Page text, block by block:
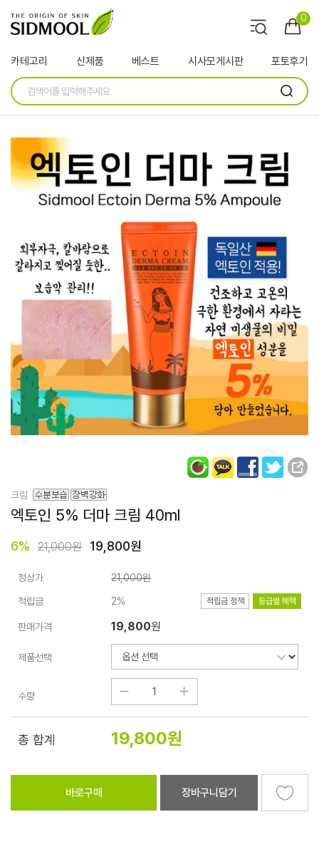
0
카테고리 신제품 베스트 시사모게시판 포토후기
크림
엑토인 5% 더마 크림 40ml
6% 21,000원 19,800원
정상가 21,000원
적립금 2% 적립금 정책 등급별 혜택
판매가격 19,800원
제품선택
수량
총 합계 19,800원
바로구매 장바구니담기